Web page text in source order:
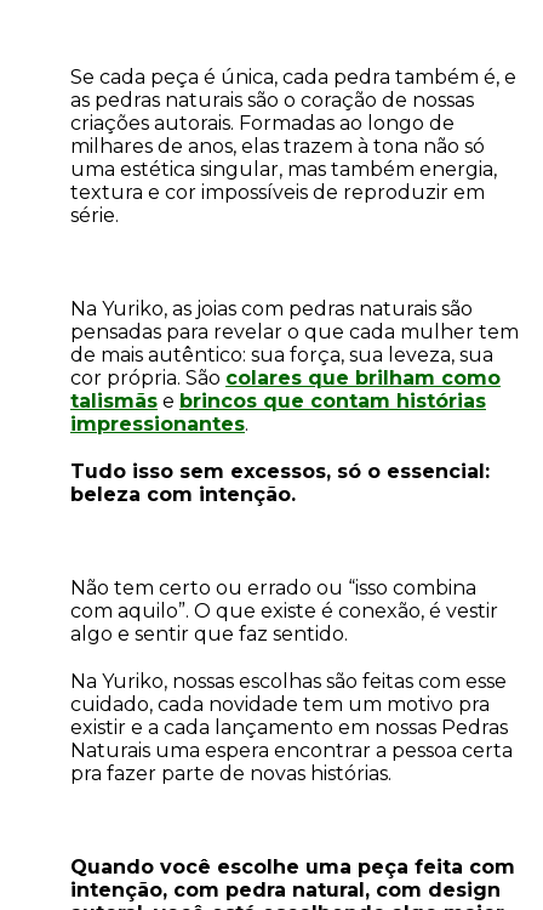
Se cada peça é única, cada pedra também é, e
as pedras naturais são o coração de nossas
criações autorais. Formadas ao longo de
milhares de anos, elas trazem à tona não só
uma estética singular, mas também energia,
textura e cor impossíveis de reproduzir em
série.
Na Yuriko, as joias com pedras naturais são
pensadas para revelar o que cada mulher tem
de mais autêntico: sua força, sua leveza, sua
cor própria. São colares que brilham como
talismãs e brincos que contam histórias
impressionantes.
Tudo isso sem excessos, só o essencial:
beleza com intenção.
Não tem certo ou errado ou “isso combina
com aquilo”. O que existe é conexão, é vestir
algo e sentir que faz sentido.
Na Yuriko, nossas escolhas são feitas com esse
cuidado, cada novidade tem um motivo pra
existir e a cada lançamento em nossas Pedras
Naturais uma espera encontrar a pessoa certa
pra fazer parte de novas histórias.
Quando você escolhe uma peça feita com
intenção, com pedra natural, com design